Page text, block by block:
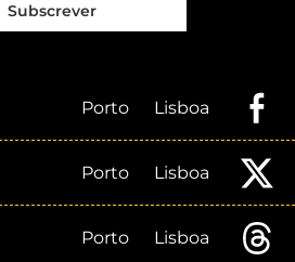
Subscrever
Porto Lisboa
Porto Lisboa
Porto Lisboa